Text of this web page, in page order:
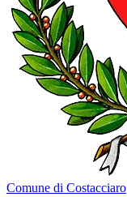
Comune di Costacciaro